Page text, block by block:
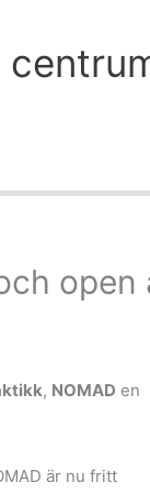
open
, NOMAD en
är nu fritt